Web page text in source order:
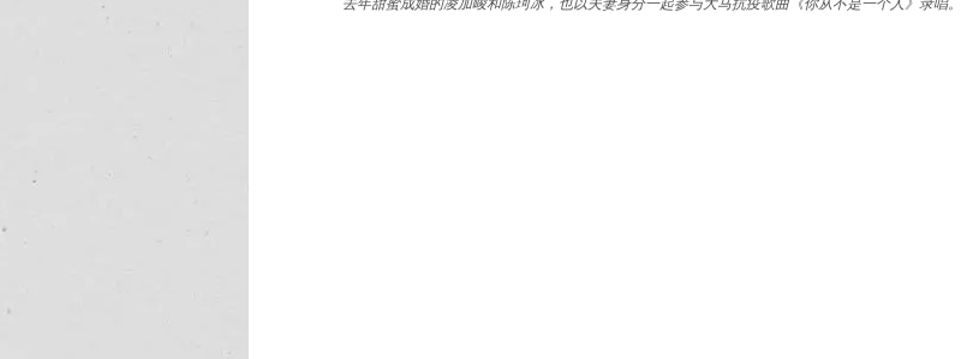
去年甜蜜成婚的凌加峻和陈珂冰，也以夫妻身分一起参与大马抗疫歌曲《你从不是一个人》录唱。